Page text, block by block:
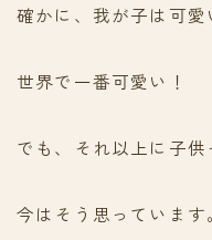
確かに、我が子は可愛
世界で一番可愛い！
でも、それ以上に子供
今はそう思っています